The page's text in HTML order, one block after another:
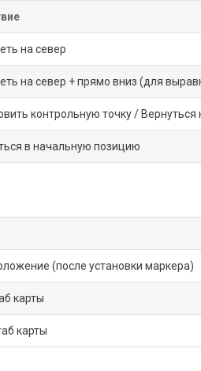
на север
на север + прямо вниз (для
контрольную точку / Вернуться
в начальную позицию
(после установки маркера)
карты
карты